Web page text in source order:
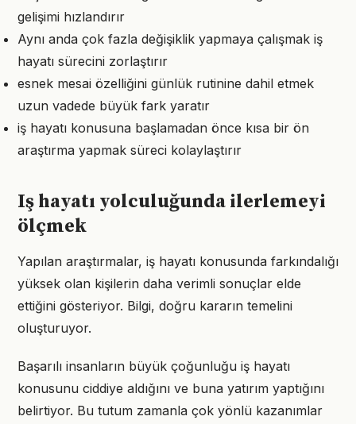
gelişimi hızlandırır
Aynı anda çok fazla değişiklik yapmaya çalışmak iş
hayatı sürecini zorlaştırır
esnek mesai özelliğini günlük rutinine dahil etmek
uzun vadede büyük fark yaratır
iş hayatı konusuna başlamadan önce kısa bir ön
araştırma yapmak süreci kolaylaştırır
Iş hayatı yolculuğunda ilerlemeyi
ölçmek
Yapılan araştırmalar, iş hayatı konusunda farkındalığı
yüksek olan kişilerin daha verimli sonuçlar elde
ettiğini gösteriyor. Bilgi, doğru kararın temelini
oluşturuyor.
Başarılı insanların büyük çoğunluğu iş hayatı
konusunu ciddiye aldığını ve buna yatırım yaptığını
belirtiyor. Bu tutum zamanla çok yönlü kazanımlar